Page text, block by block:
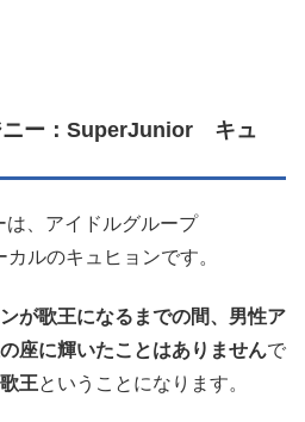
ニー：SuperJunior キュ
、アイドルグループ
ルのキュヒョンです。
が歌王になるまでの間、男性ア
座に輝いたことはありませんで
王ということになります。